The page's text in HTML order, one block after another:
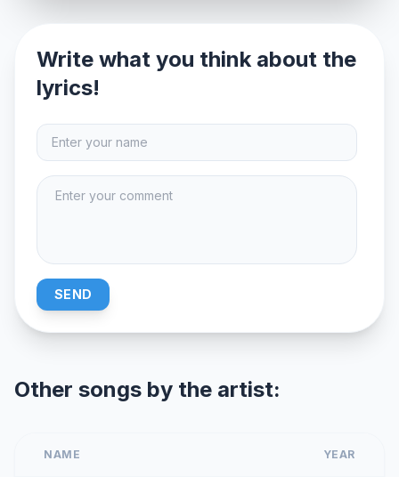
Write what you think about the
lyrics!
SEND
Other songs by the artist:
NAME YEAR